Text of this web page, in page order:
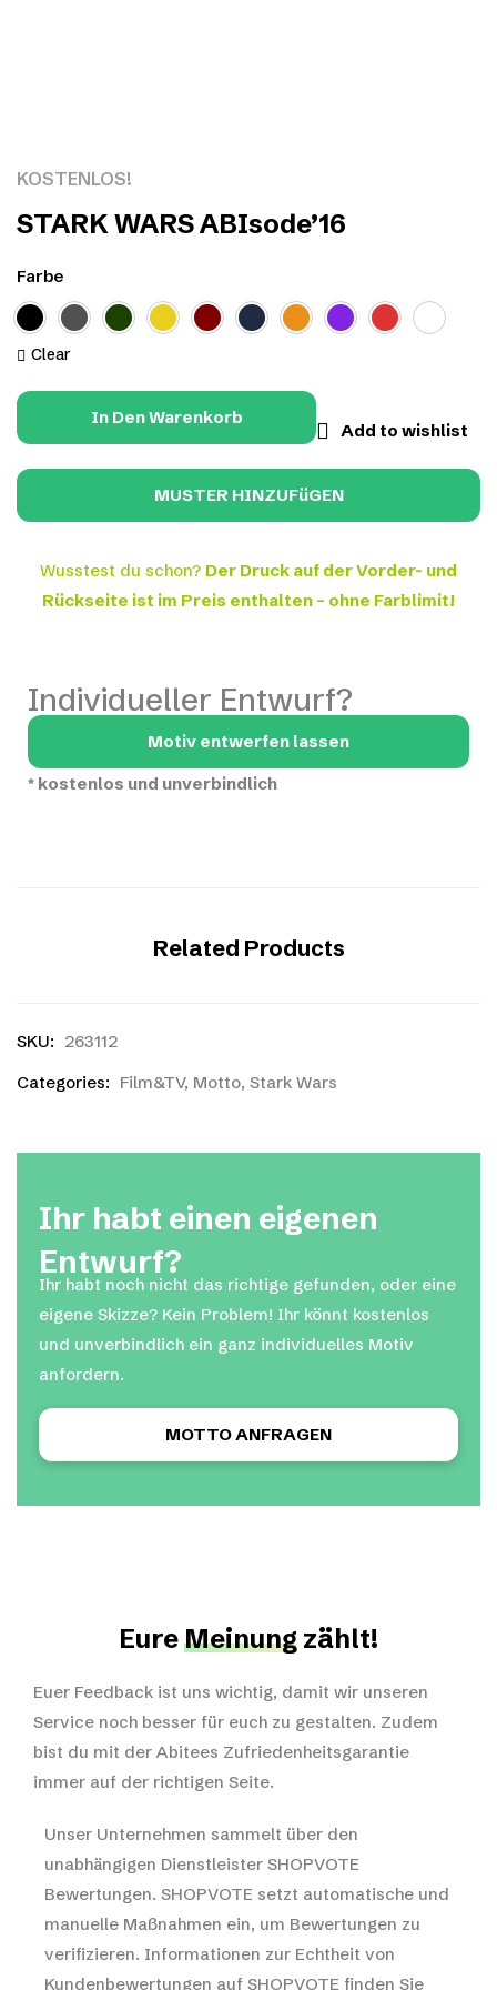
KOSTENLOS!
STARK WARS ABIsode’16
Farbe
Clear
In Den Warenkorb
Add to wishlist
Wusstest du schon? Der Druck auf der Vorder- und
Rückseite ist im Preis enthalten – ohne Farblimit!
Individueller Entwurf?
Motiv entwerfen lassen
* kostenlos und unverbindlich
Related Products
SKU: 263112
Categories: Film&TV, Motto, Stark Wars
Ihr habt einen eigenen
Entwurf?
Ihr habt noch nicht das richtige gefunden, oder eine
eigene Skizze? Kein Problem! Ihr könnt kostenlos
und unverbindlich ein ganz individuelles Motiv
anfordern.
MOTTO ANFRAGEN
EureMeinung zählt!
Euer Feedback ist uns wichtig, damit wir unseren
Service noch besser für euch zu gestalten. Zudem
bist du mit der Abitees Zufriedenheitsgarantie
immer auf der richtigen Seite.
Unser Unternehmen sammelt über den
unabhängigen Dienstleister SHOPVOTE
Bewertungen. SHOPVOTE setzt automatische und
manuelle Maßnahmen ein, um Bewertungen zu
verifizieren. Informationen zur Echtheit von
Kundenbewertungen auf SHOPVOTE finden Sie